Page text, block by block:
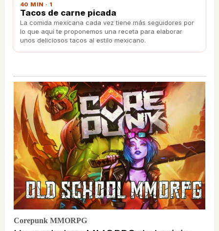
40 MIN · 1
Tacos de carne picada
La comida mexicana cada vez tiene más seguidores por
lo que aquí te proponemos una receta para elaborar
unos deliciosos tacos al estilo mexicano.
Corepunk MMORPG